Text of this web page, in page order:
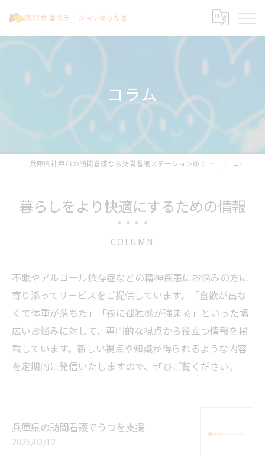
コラム
兵庫県神戸市の訪問看護なら訪問看護ステーションゆうなぎ コラム
暮らしをより快適にするための情報
COLUMN
不眠やアルコール依存症などの精神疾患にお悩みの方に
寄り添ってサービスをご提供しています。「食欲が出な
くて体重が落ちた」「夜に孤独感が強まる」といった幅
広いお悩みに対して、専門的な視点から役立つ情報を掲
載しています。新しい視点や知識が得られるような内容
を定期的に発信いたしますので、ぜひご覧ください。
兵庫県の訪問看護でうつを支援
2026/03/12